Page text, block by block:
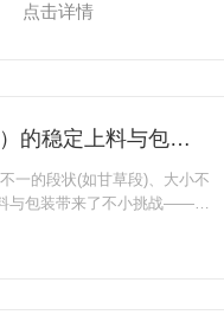
点击详情
如何实现不同形状饮片（如片、段、块）的稳定上料与包装？
一的段状(如甘草段)、大小不
与包装带来了不小挑战——卡
备的锐嘉工业，通过针对性
”，核心方案可归结为三大